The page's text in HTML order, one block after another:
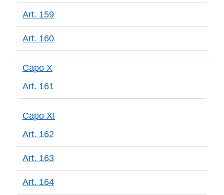
Art. 159
Art. 160
Capo X
Art. 161
Capo XI
Art. 162
Art. 163
Art. 164